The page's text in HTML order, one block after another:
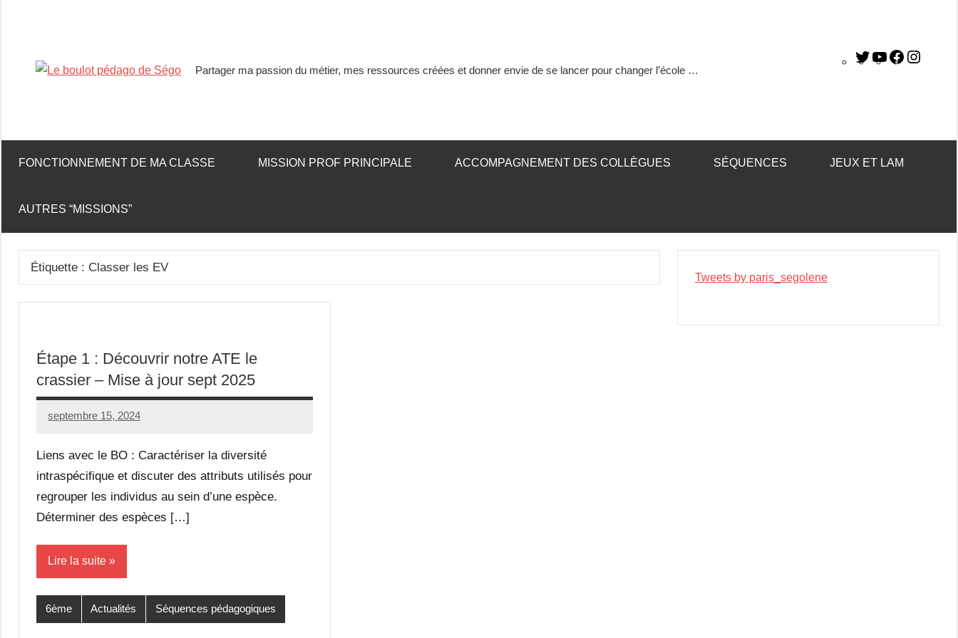
pédago
Ségo
Partager ma passion du métier, mes ressources créées et donner envie de se lancer pour changer l’école …
FONCTIONNEMENT DE MA CLASSE MISSION PROF PRINCIPALE ACCOMPAGNEMENT DES COLLÈGUES SÉQUENCES JEUX ET LAM
AUTRES “MISSIONS”
Étiquette : Classer les EV
Étape 1 : Découvrir notre ATE le
crassier – Mise à jour sept 2025
septembre 15, 2024
Seg0_La_Vraie
Aucun
Liens avec le BO : Caractériser la diversité
intraspécifique et discuter des attributs utilisés pour
regrouper les individus au sein d’une espèce.
Déterminer des espèces […]
Lire la suite
6ème Actualités Séquences pédagogiques
Tweets by paris_segolene